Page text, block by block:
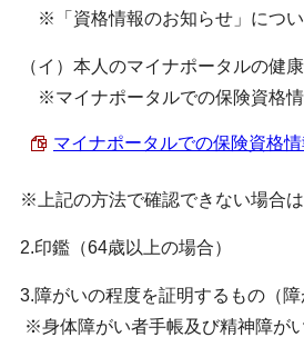
※「資格情報のお知らせ」につ
（イ）本人のマイナポータルの健
※マイナポータルでの保険資格情
マイナポータルでの保険資格
※上記の方法で確認できない場合
2.印鑑（64歳以上の場合）
3.障がいの程度を証明するもの（
※身体障がい者手帳及び精神障が